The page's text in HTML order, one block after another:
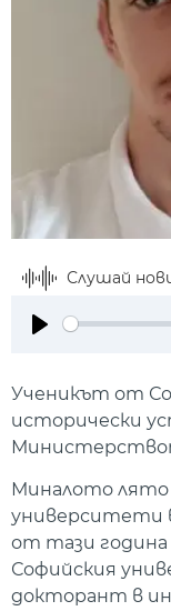
Слушай
Ученикът от
исторически
Миналото лято
университети
от тази
Софийския
докторант в